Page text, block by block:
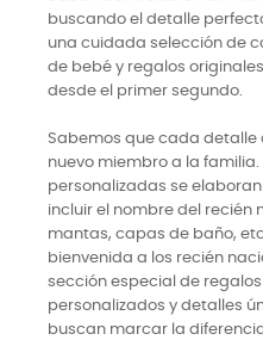
buscando el detalle
una cuidada selección de
de bebé y regalos
desde el primer segundo.
Sabemos que cada detalle
nuevo miembro a la
personalizadas se
incluir el nombre del recién
mantas, capas de baño,
bienvenida a los recién
sección especial de
personalizados y detalles
buscan marcar la